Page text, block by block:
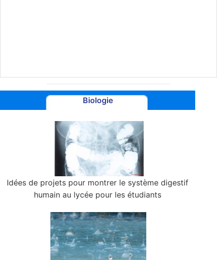
Biologie
Idées de projets pour montrer le système digestif
humain au lycée pour les étudiants